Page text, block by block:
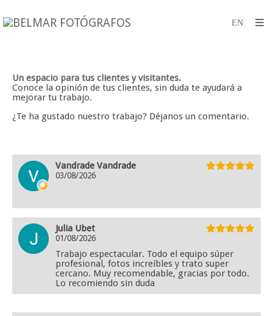
Un espacio para tus clientes y visitantes.
Conoce la opinión de tus clientes, sin duda te ayudará a
mejorar tu trabajo.
¿Te ha gustado nuestro trabajo? Déjanos un comentario.
Vandrade Vandrade
03/08/2026
Julia Ubet
01/08/2026
Trabajo espectacular. Todo el equipo súper
profesional, fotos increíbles y trato super
cercano. Muy recomendable, gracias por todo.
Lo recomiendo sin duda